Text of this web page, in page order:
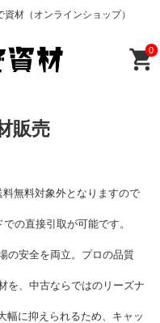
材（オンラインショップ）
0
販売
無料対象外となりますので
の直接引取が可能です。
の安全を両立。プロの品質
を、中古ならではのリーズナ
幅に抑えられるため、キャッ